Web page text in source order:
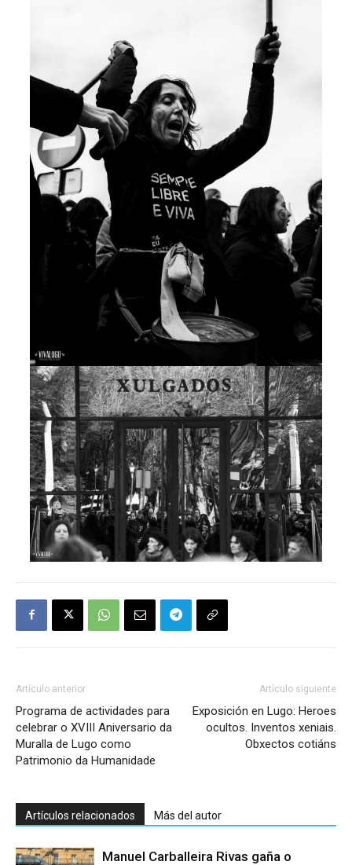
Artículo anterior
Programa de actividades para
celebrar o XVIII Aniversario da
Muralla de Lugo como
Patrimonio da Humanidade
Artículo siguiente
Exposición en Lugo: Heroes
ocultos. Inventos xeniais.
Obxectos cotiáns
Artículos relacionados Más del autor
Manuel Carballeira Rivas gaña o